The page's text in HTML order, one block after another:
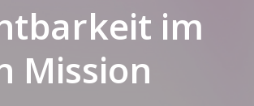
im
Mission